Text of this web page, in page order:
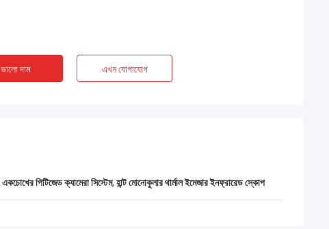
ভালো দাম এখন যোগাযোগ
একচোখের পিটিজেড ক্যামেরা সিস্টেম, হান্ট মোনোকুলার থার্মাল ইমেজার ইনফ্রারেড স্কোপ